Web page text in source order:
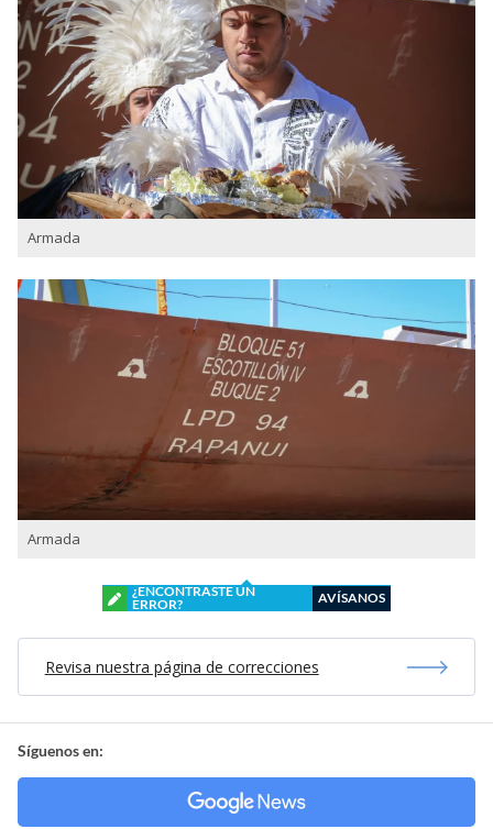
Armada
Armada
¿ENCONTRASTE UN
ERROR?
AVÍSANOS
Revisa nuestra página de correcciones
Síguenos en: